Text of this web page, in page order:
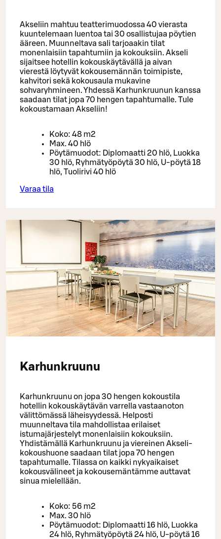
Akseliin mahtuu teatterimuodossa 40 vierasta
kuuntelemaan luentoa tai 30 osallistujaa pöytien
ääreen. Muunneltava sali tarjoaakin tilat
monenlaisiin tapahtumiin ja kokouksiin. Akseli
sijaitsee hotellin kokouskäytävällä ja aivan
vierestä löytyvät kokousemännän toimipiste,
kahvitori sekä kokousaula mukavine
sohvaryhmineen. Yhdessä Karhunkruunun kanssa
saadaan tilat jopa 70 hengen tapahtumalle. Tule
kokoustamaan Akseliin!
Koko: 48 m2
Max. 40 hlö
Pöytämuodot: Diplomaatti 20 hlö, Luokka
30 hlö, Ryhmätyöpöytä 30 hlö, U-pöytä 18
hlö, Tuolirivi 40 hlö
Varaa tila
Karhunkruunu
Karhunkruunu on jopa 30 hengen kokoustila
hotellin kokouskäytävän varrella vastaanoton
välittömässä läheisyydessä. Helposti
muunneltava tila mahdollistaa erilaiset
istumajärjestelyt monenlaisiin kokouksiin.
Yhdistämällä Karhunkruunu ja viereinen Akseli-
kokoushuone saadaan tilat jopa 70 hengen
tapahtumalle. Tilassa on kaikki nykyaikaiset
kokousvälineet ja kokousemäntämme auttavat
sinua mielellään.
Koko: 56 m2
Max. 30 hlö
Pöytämuodot: Diplomaatti 16 hlö, Luokka
24 hlö, Ryhmätyöpöytä 24 hlö, U-pöytä 16